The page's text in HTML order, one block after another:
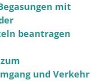
mit
beantragen
und Verkehr